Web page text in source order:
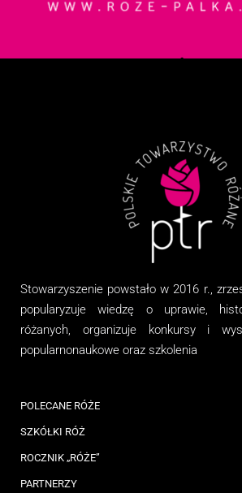
Stowarzyszenie powstało w 2016 r.,
popularyzuje wiedzę o uprawie,
różanych, organizujekonkursy i
popularnonaukowe oraz szkolenia
POLECANE RÓŻE
SZKÓŁKI RÓŻ
ROCZNIK „RÓŻE”
PARTNERZY